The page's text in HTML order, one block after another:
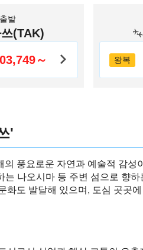
발
(TAK)
～ 왕복
'
풍요로운 자연과 예술적 감성
나오시마 등 주변 섬으로 향
도 발달해 있으며, 도심 곳곳